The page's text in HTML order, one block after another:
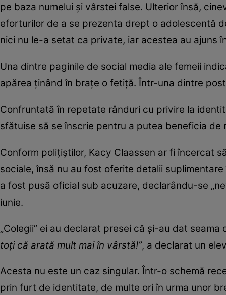
pe baza numelui și vârstei false. Ulterior însă,
eforturilor de a se prezenta drept o adolescentă
nici nu le-a setat ca private, iar acestea au ajuns
Una dintre paginile de social media ale femeii
apărea ținând în brațe o fetiță. Într-una dintre
Confruntată în repetate rânduri cu privire la
sfătuise să se înscrie pentru a putea beneficia de
Conform polițiștilor, Kacy Claassen ar fi încercat
sociale, însă nu au fost oferite detalii
a fost pusă oficial sub acuzare, declarându-se
iunie.
„Colegii” ei au declarat presei că și-au dat
toți că arată mult mai în vârstă!”, a declarat un
Acesta nu este un caz singular. Într-o schemă
prin furt de identitate, de multe ori în urma unor